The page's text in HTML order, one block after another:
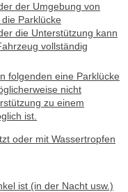
der Umgebung von
Parklücke
die Unterstützung kann
vollständig
folgenden eine Parklücke
nicht
zu einem
ist.
oder mit Wassertropfen
ist (in der Nacht usw.)